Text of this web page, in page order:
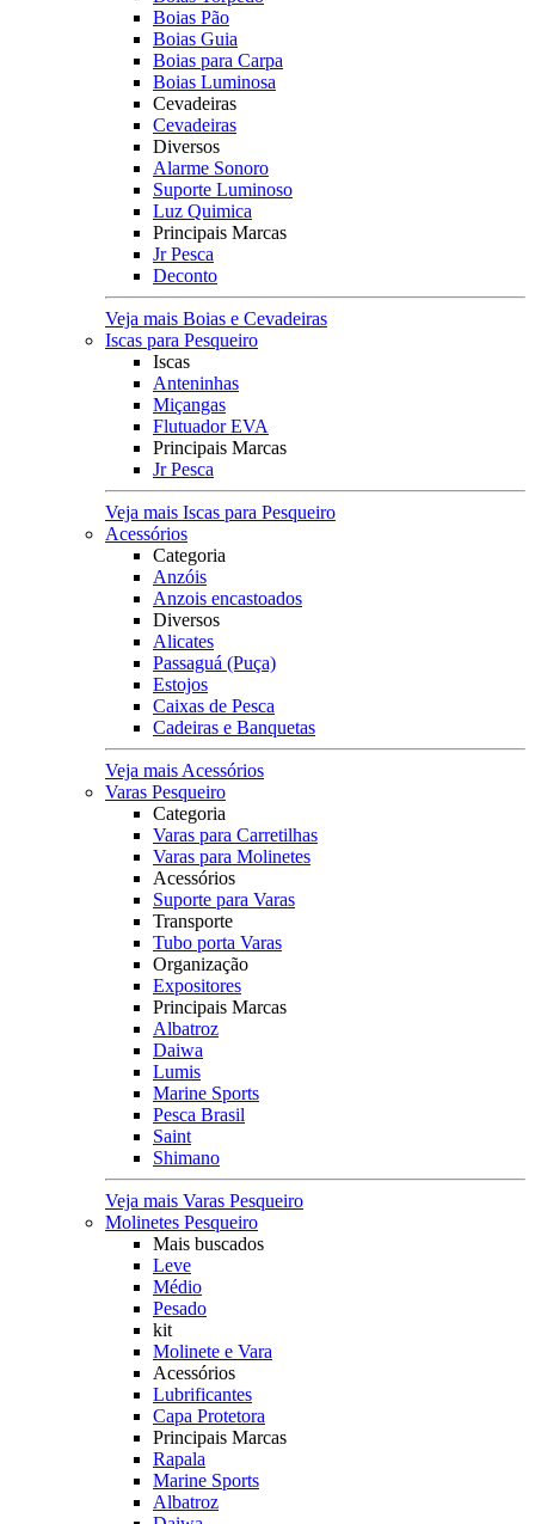
Boias Pão
Boias Guia
Boias para Carpa
Boias Luminosa
Cevadeiras
Cevadeiras
Diversos
Alarme Sonoro
Suporte Luminoso
Luz Quimica
Principais Marcas
Jr Pesca
Deconto
Veja mais Boias e Cevadeiras
Iscas para Pesqueiro
Iscas
Anteninhas
Miçangas
Flutuador EVA
Principais Marcas
Jr Pesca
Veja mais Iscas para Pesqueiro
Acessórios
Categoria
Anzóis
Anzois encastoados
Diversos
Alicates
Passaguá (Puça)
Estojos
Caixas de Pesca
Cadeiras e Banquetas
Veja mais Acessórios
Varas Pesqueiro
Categoria
Varas para Carretilhas
Varas para Molinetes
Acessórios
Suporte para Varas
Transporte
Tubo porta Varas
Organização
Expositores
Principais Marcas
Albatroz
Daiwa
Lumis
Marine Sports
Pesca Brasil
Saint
Shimano
Veja mais Varas Pesqueiro
Molinetes Pesqueiro
Mais buscados
Leve
Médio
Pesado
kit
Molinete e Vara
Acessórios
Lubrificantes
Capa Protetora
Principais Marcas
Rapala
Marine Sports
Albatroz